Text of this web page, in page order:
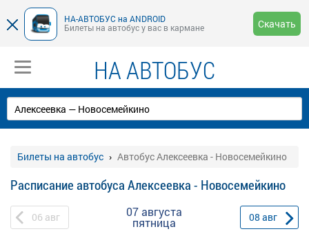
НА-АВТОБУС на ANDROID
Билеты на автобус у вас в кармане
Скачать
НА АВТОБУС
Билеты на автобус Автобус Алексеевка - Новосемейкино
Расписание автобуса Алексеевка - Новосемейкино
06 авг 07 августа
пятница 08 авг